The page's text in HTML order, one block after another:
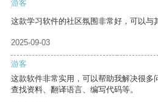
游客
这款学习软件的社区氛围非常好，可以与
2025-09-03
游客
这款软件非常实用，可以帮助我解决很多
查找资料、翻译语言、编写代码等。